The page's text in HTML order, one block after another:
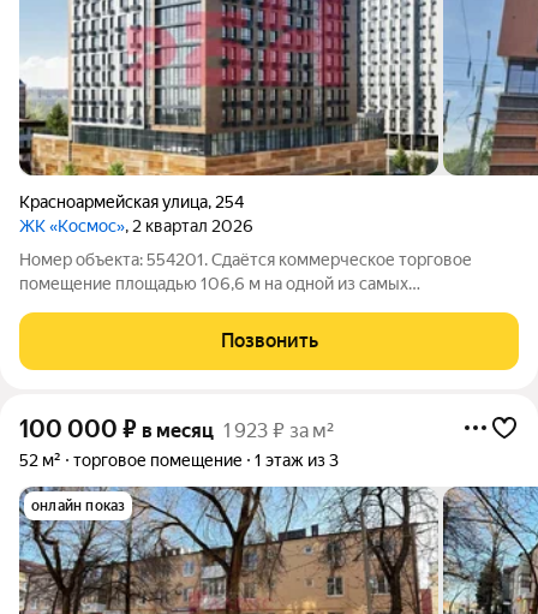
Красноармейская улица, 254
ЖК «Космос», 2 квартал 2026
Номер объекта: 554201. Сдаётся коммерческое торговое
помещение площадью 106,6 м на одной из самых
Красноармейская улица, 254 Престижная локация для
успешного бизнеса Характеристики и преимущества: - 1-й
Позвонить
100 000 ₽ в месяц 1 923 ₽ за м²
52 м² торговое помещение 1 этаж из 3
онлайн показ